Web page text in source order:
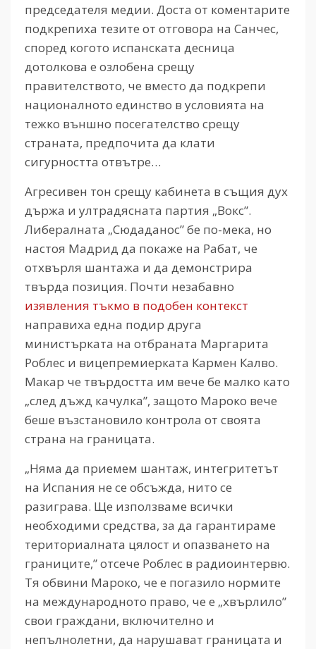
председателя медии. Доста от коментарите
подкрепиха тезите от отговора на Санчес,
според когото испанската десница
дотолкова е озлобена срещу
правителството, че вместо да подкрепи
националното единство в условията на
тежко външно посегателство срещу
страната, предпочита да клати
сигурността отвътре…
Агресивен тон срещу кабинета в същия дух
държа и ултрадясната партия „Вокс”.
Либералната „Сюдаданос” бе по-мека, но
настоя Мадрид да покаже на Рабат, че
отхвърля шантажа и да демонстрира
твърда позиция. Почти незабавно
изявления тъкмо в подобен контекст
направиха една подир друга
министърката на отбраната Маргарита
Роблес и вицепремиерката Кармен Калво.
Макар че твърдостта им вече бе малко като
„след дъжд качулка”, защото Мароко вече
беше възстановило контрола от своята
страна на границата.
„Няма да приемем шантаж, интегритетът
на Испания не се обсъжда, нито се
разиграва. Ще използваме всички
необходими средства, за да гарантираме
териториалната цялост и опазването на
границите,” отсече Роблес в радиоинтервю.
Тя обвини Мароко, че е погазило нормите
на международното право, че е „хвърлило”
свои граждани, включително и
непълнолетни, да нарушават границата и